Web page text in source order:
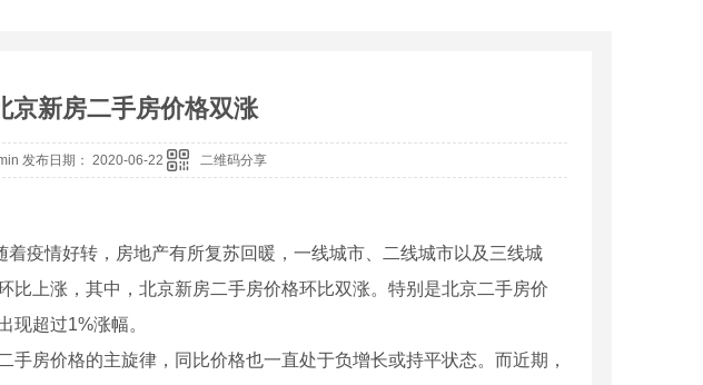
京新房二手房价格双涨
发布日期： 2020-06-22 二维码分享
情好转，房地产有所复苏回暖，一线城市、二线城市以及三线城
比上涨，其中，北京新房二手房价格环比双涨。特别是北京二手房价
现超过1%涨幅。
房价格的主旋律，同比价格也一直处于负增长或持平状态。而近期，